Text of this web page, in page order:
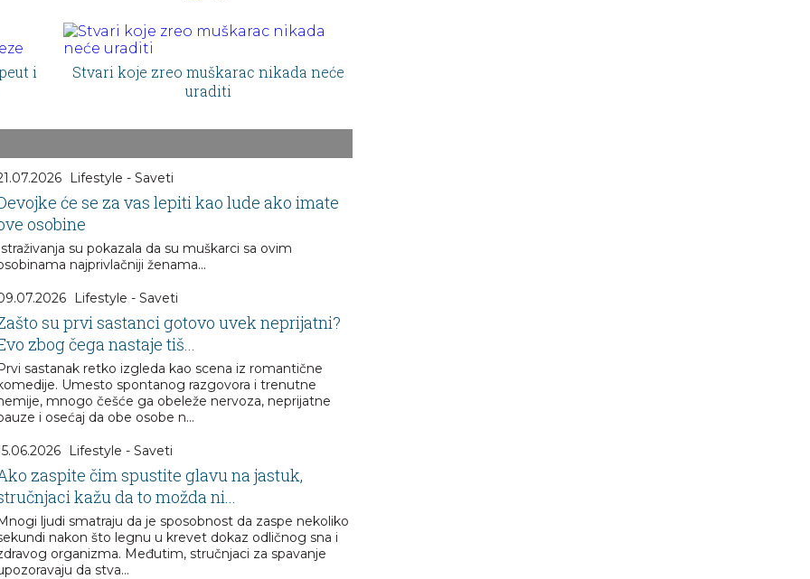
i
Stvari koje zreo muškarac nikada neće
uraditi
Lifestyle - Saveti
će se za vas lepiti kao lude ako imate
osobine
su pokazala da su muškarci sa ovim
najprivlačniji ženama...
Lifestyle - Saveti
su prvi sastanci gotovo uvek neprijatni?
zbog čega nastaje tiš...
sastanak retko izgleda kao scena iz romantične
Umesto spontanog razgovora i trenutne
mnogo češće ga obeleže nervoza, neprijatne
i osećaj da obe osobe n...
Lifestyle - Saveti
zaspite čim spustite glavu na jastuk,
kažu da to možda ni...
ljudi smatraju da je sposobnost da zaspe nekoliko
nakon što legnu u krevet dokaz odličnog sna i
organizma. Međutim, stručnjaci za spavanje
da stva...